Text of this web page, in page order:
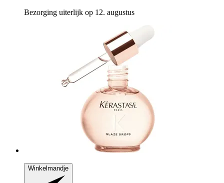
Bezorging uiterlijk op 12. augustus
Winkelmandje